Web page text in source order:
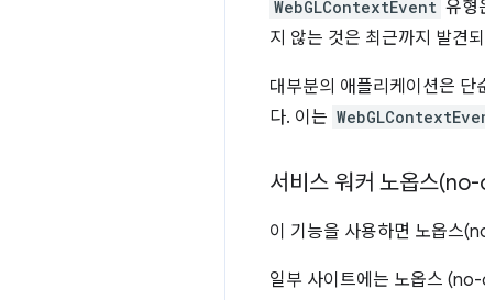
WebGLContextEvent 유형
지 않는 것은 최근까지 발견
대부분의 애플리케이션은 단
다. 이는
서비스 워커 노옵스
이 기능을 사용하면 노옵스
일부 사이트에는 노옵스